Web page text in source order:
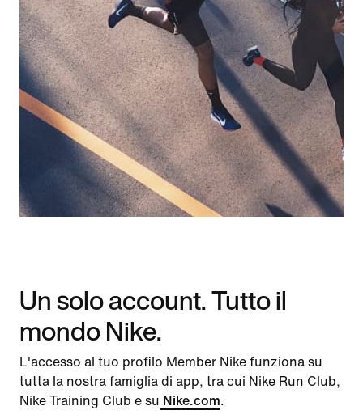
Un solo account. Tutto il
mondo Nike.
L'accesso al tuo profilo Member Nike funziona su
tutta la nostra famiglia di app, tra cui Nike Run Club,
Nike Training Club e su Nike.com.